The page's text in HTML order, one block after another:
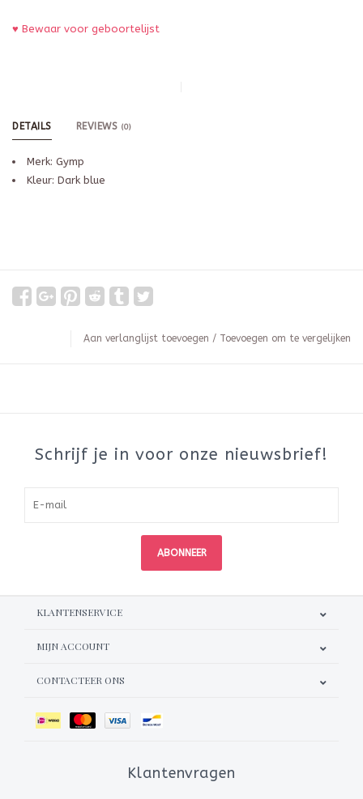
♥ Bewaar voor geboortelijst
DETAILS REVIEWS (0)
Merk: Gymp
Kleur: Dark blue
Aan verlanglijst toevoegen / Toevoegen om te vergelijken
Schrijf je in voor onze nieuwsbrief!
ABONNEER
KLANTENSERVICE
MIJN ACCOUNT
CONTACTEER ONS
Klantenvragen